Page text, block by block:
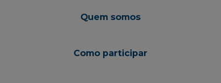
Quem somos
Como participar